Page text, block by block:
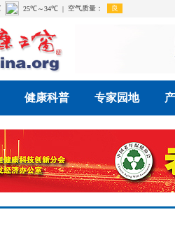
健康科普 专家园地